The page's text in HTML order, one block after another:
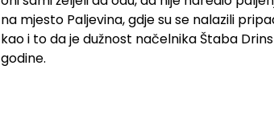
na mjesto Paljevina, gdje su se nalazili
kao i to da je dužnost načelnika Štaba
godine.